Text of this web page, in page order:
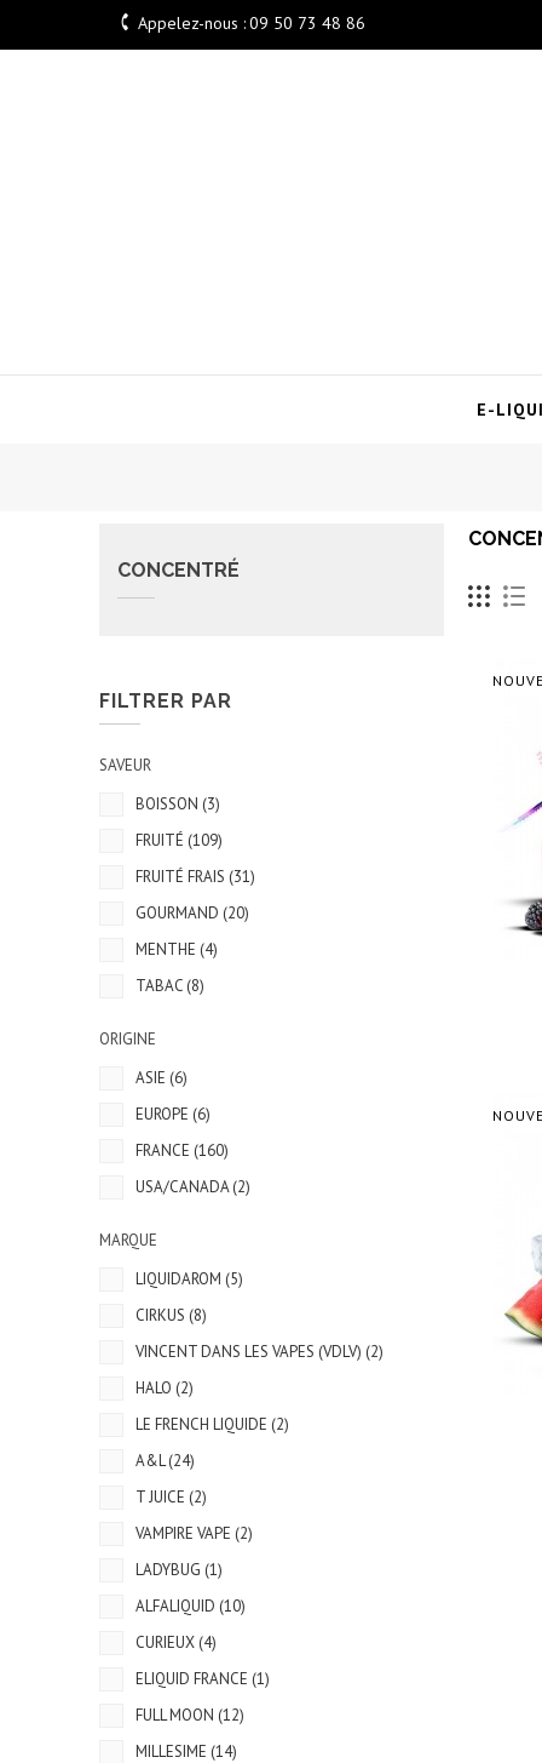
 Appelez-nous :09 50 73 48 86
E-
CONCENTRÉ
FILTRER PAR
SAVEUR
BOISSON (3)
FRUITÉ (109)
FRUITÉ FRAIS (31)
GOURMAND (20)
MENTHE (4)
TABAC (8)
ORIGINE
ASIE (6)
EUROPE (6)
FRANCE (160)
USA/CANADA(2)
MARQUE
LIQUIDAROM (5)
CIRKUS (8)
VINCENT DANS LES VAPES (VDLV) (2)
HALO (2)
LE FRENCH LIQUIDE (2)
A&L(24)
T JUICE (2)
VAMPIRE VAPE (2)
LADYBUG (1)
ALFALIQUID (10)
CURIEUX (4)
ELIQUID FRANCE (1)
FULL MOON (12)
MILLESIME (14)